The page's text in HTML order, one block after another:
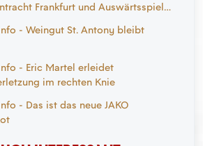
Frankfurt und Auswärtsspiel
- Weingut St. Antony bleibt
- Eric Martel erleidet
im rechten Knie
- Das ist das neue JAKO